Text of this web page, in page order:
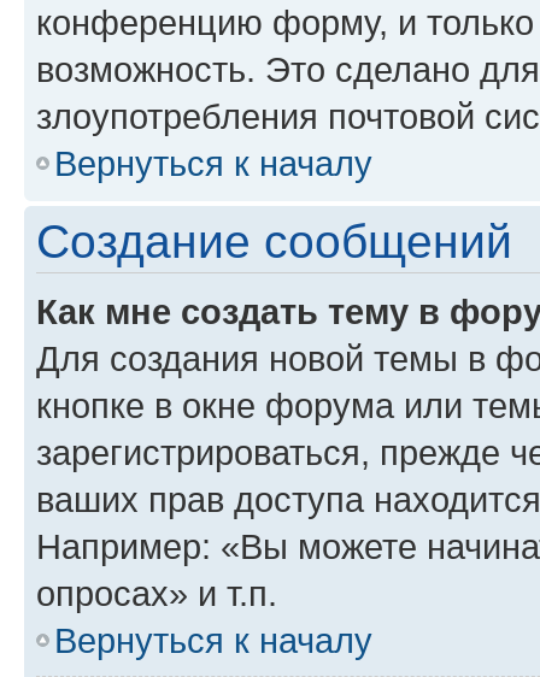
конференцию форму, и
возможность. Это сделано
злоупотребления почтовой
Вернуться к началу
Создание сообщений
Как мне создать тему в
Для создания новой темы в
кнопке в окне форума или
зарегистрироваться, прежде
ваших прав доступа
Например: «Вы можете
опросах» и т.п.
Вернуться к началу